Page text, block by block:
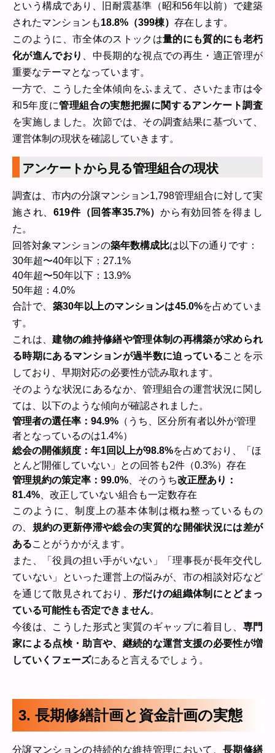
という構成であり、旧耐震基準（昭和56年以前）で建築
されたマンションも18.8%（399棟） 存在します。
このように、市全体のストックは量的にも質的にも老朽
化が進んでおり
、中長期的な視点での再生・適正管理が
重要なテーマとなっています。
一方で、こうした全体傾向をふまえて、さいたま市は令
和5年度に管理組合の実態把握に関するアンケート調査
を実施しました。次節では、その調査結果に基づいて、
運営体制の現状を確認していきます。
アンケートから見る管理組合の現状
調査は、市内の分譲マンション1,798管理組合に対して実
施され、619件（回答率35.7%）から有効回答を得まし
た。
回答対象マンションの築年数構成比は以下の通りです：
30年超〜40年以下：27.1%
40年超〜50年以下：13.9%
50年超：4.0%
合計で、 築30年以上のマンションは45.0%を占めていま
す。
これは、建物の維持修繕や管理体制の再構築が求められ
る時期にあるマンションが過半数に迫っていることを示
しており、早期対応の必要性が読み取れます。
そのような状況にあるなか、管理組合の運営状況に関し
ては、以下のような傾向が確認されました。
管理者の選任率：94.9% （うち、区分所有者以外が管理
者となっているのは1.4%）
総会の開催頻度：年1回以上が98.8%を占めており、「ほ
とんど開催していない」との回答も2件（0.3%）存在
管理規約の策定率：99.0% 、そのうち改正歴あり：
81.4% 、改正していない組合も一定数存在
このように、制度上の基本体制は概ね整っているもの
の、 規約の更新停滞や総会の実質的な開催状況には差が
あることがうかがえます。
また、「役員の担い手がいない」「理事長が長年交代し
ていない」といった運営上の悩みが、市の相談対応など
を通じて散見されており、 形だけの組織体制にとどまっ
ている可能性も否定できません。
今後は、こうした形式と実質のギャップに着目し、 専門
家による点検・助言や、継続的な運営支援の必要性が増
していくフェーズにあると言えるでしょう。
3. 長期修繕計画と資金計画の実態
分譲マンションの持続的な維持管理において、 長期修繕